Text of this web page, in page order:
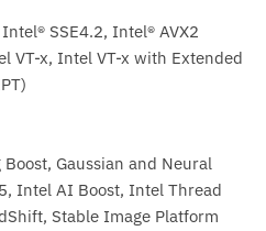
SSE4.2, Intel® AVX2
VT-x, Intel VT-x with Extended
Boost, Gaussian and Neural
Intel AI Boost, Intel Thread
Stable Image Platform